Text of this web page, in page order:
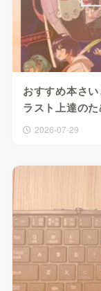
おすすめ本さ
ラスト上達の
2026-07-29